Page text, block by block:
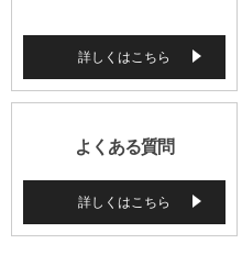
詳しくはこちら
よくある質問
詳しくはこちら